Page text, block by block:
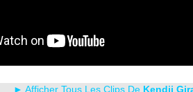
► Afficher Tous Les Clips De Kendji